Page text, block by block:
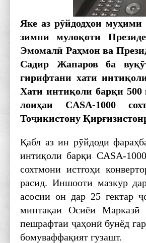
Яке аз рӯйдодҳои
зимни мулоқоти
Эмомалӣ ­Раҳмон ва
Садир ­Жапаров ба
гирифтани хати
Хати интиқоли барқи 500
лоиҳаи CASA-1000
Тоҷикистону
Қабл аз ин рӯйдоди
интиқоли барқи CASA-
сохтмони истгоҳи
расид. Иншооти мазкур
асосии он дар 25 гектар
минтақаи Осиёи Марказӣ
пешрафтаи ҷаҳонӣ бунёд
бомуваффақият гузашт.